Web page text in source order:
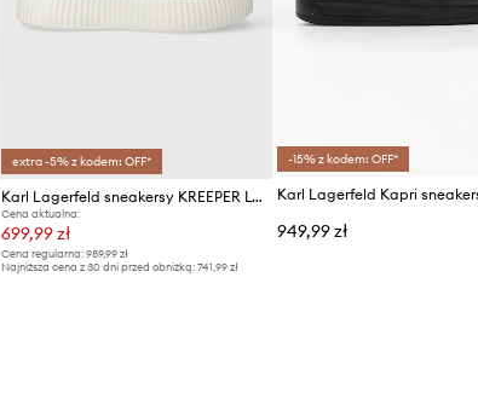
extra -5% z kodem: OFF*
Karl Lagerfeld sneakersy KREEPER LO
Cena aktualna:
699,99 zł
Cena regularna: 989,99 zł
Najniższa cena z 30 dni przed obniżką: 741,99 zł
-15% z kodem: OFF*
949,99 zł